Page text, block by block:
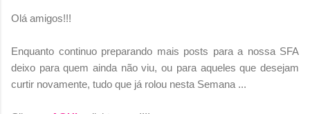
Olá amigos!!!
Enquanto continuo preparando mais posts para a nossa SFA
deixo para quem ainda não viu, ou para aqueles que desejam
curtir novamente, tudo que já rolou nesta Semana ...